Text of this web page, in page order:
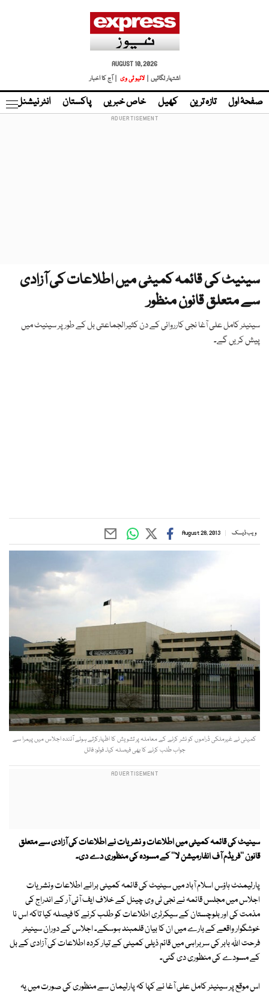
AUGUST 10, 2026
اشتہار لگائیں |
لائیو ٹی وی | آج کا اخبار
صفحۂ اول تازہ ترین کھیل خاص خبریں پاکستان انٹر نیشنل
سینیٹ کی قائمہ کمیٹی میں اطلاعات کی آزادی
سے متعلق قانون منظور
سینیٹر کامل علی آغا نجی کارروائی کے دن کثیرالجماعتی بل کے طورپر سینیٹ میں
پیش کریں گے۔
ویب ڈیسک August 28, 2013
کمیٹی نے غیرملکی ڈراموں کو نشر کرنے کے معاملہ پر تشویش کا اظہارکرتے ہوئے آئندہ اجلاس میں پیمرا سے
جواب طلب کرنے کا بھی فیصلہ کیا۔ فوٹو: فائل
سینیٹ کی قائمہ کمیٹی میں اطلاعات و نشریات نے اطلاعات کی آزادی سے متعلق
قانون ''فریڈم آف انفارمیشن لا'' کے مسودہ کی منظوری دے دی۔
پارلیمنٹ ہاؤس اسلام آباد میں سینیٹ کی قائمہ کمیٹی برائے اطلاعات ونشریات
اجلاس میں مجلس قائمہ نے نجی ٹی وی چینل کے خلاف ایف آئی آر کے اندراج کی
مذمت کی اور بلوچستان کے سیکرٹری اطلاعات کو طلب کرنے کا فیصلہ کیا تاکہ اس نا
خوشگوار واقعے کے بارے میں ان کا بیان قلمبند ہوسکے۔ اجلاس کے دوران سینیٹر
فرحت اللہ بابر کی سربراہی میں قائم ذیلی کمیٹی کے تیار کردہ اطلاعات کی آزادی کے بل
کے مسودے کی منظوری دی گئی۔
اس موقع پر سینیٹر کامل علی آغا نے کہا کہ پارلیمان سے منظوری کی صورت میں یہ